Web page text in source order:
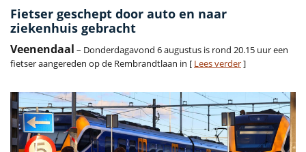
Fietser geschept door auto en naar
ziekenhuis gebracht
Veenendaal – Donderdagavond 6 augustus is rond 20.15 uur een
fietser aangereden op de Rembrandtlaan in [ Lees verder]